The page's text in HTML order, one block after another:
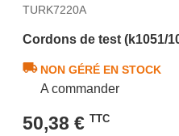
TURK7220A
Cordons de test (k1051/
NON GÉRÉ EN STOCK
A commander
50,38 € TTC